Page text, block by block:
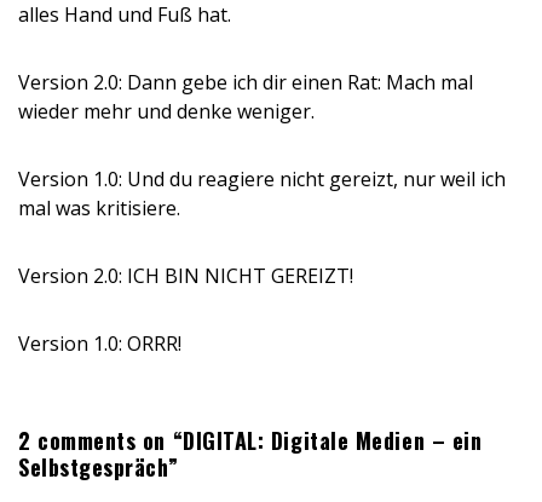
alles Hand und Fuß hat.
Version 2.0: Dann gebe ich dir einen Rat: Mach mal
wieder mehr und denke weniger.
Version 1.0: Und du reagiere nicht gereizt, nur weil ich
mal was kritisiere.
Version 2.0: ICH BIN NICHT GEREIZT!
Version 1.0: ORRR!
2 comments on “DIGITAL: Digitale Medien – ein
Selbstgespräch”